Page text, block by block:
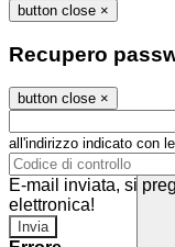
button close ×
Recupero
button close ×
all'indirizzo indicato con
E-mail inviata, si
elettronica!